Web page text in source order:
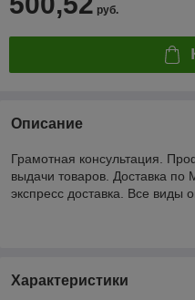
руб.
Описание
Грамотная консультация.
выдачи товаров. Доставка
экспресс доставка. Все виды
Характеристики